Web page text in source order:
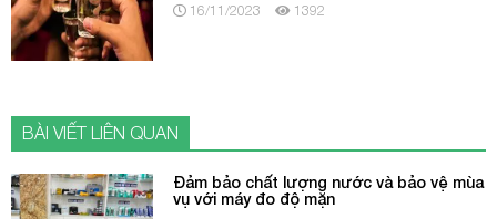
16/11/2023 1392
BÀI VIẾT LIÊN QUAN
Đảm bảo chất lượng nước và bảo vệ mùa
vụ với máy đo độ mặn